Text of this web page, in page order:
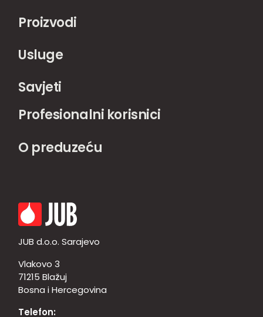
Proizvodi
Usluge
Savjeti
Profesionalni korisnici
O preduzeću
JUB d.o.o. Sarajevo
Vlakovo 3
71215 Blažuj
Bosna i Hercegovina
Telefon: